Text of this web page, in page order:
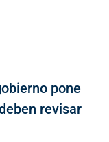
pone
revisar